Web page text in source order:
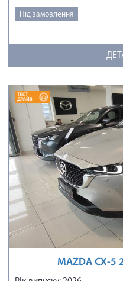
Під замовлення
MAZDA CX-5